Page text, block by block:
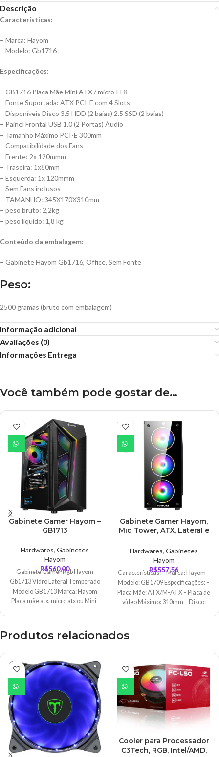
Descrição
Características:
– Marca: Hayom
– Modelo: Gb1716
Especificações:
– GB1716 Placa Mãe Mini ATX / micro ITX
– Fonte Suportada: ATX PCI-E com 4 Slots
– Disponíveis Disco 3.5 HDD (2 baias) 2.5 SSD (2 baias)
– Painel Frontal USB 1.0 (2 Portas) Áudio
– Tamanho Máximo PCI-E 300mm
– Compatibilidade dos Fans
– Frente: 2x 120mmm
– Traseira: 1x80mm
– Esquerda: 1x 120mmm
– Sem Fans inclusos
– TAMANHO: 345X170X310mm
– peso bruto: 2,2kg
– peso líquido: 1,8 kg
Conteúdo da embalagem:
– Gabinete Hayom Gb1716, Office, Sem Fonte
Peso:
2500 gramas (bruto com embalagem)
Informação adicional
Avaliações (0)
Informações Entrega
Você também pode gostar de…
Gabinete Gamer Hayom –
GB1713
Hardwares, Gabinetes
Hayom
R$560,00
Gabinete Gamer Rgb Hayom
Gb1713 Vidro Lateral Temperado
Modelo GB1713 Marca: Hayom
Placa mãe atx, micro atx ou Mini-
ESGO
TADO
Gabinete Gamer Hayom,
Mid Tower, ATX, Lateral e
Temperado, 4x Cooler
Fan, Preto – GB1709
Hardwares, Gabinetes
Hayom
R$557,56
Características: – Marca: Hayom –
Modelo: GB1709 Especificações: –
Placa Mãe: ATX/M-ATX – Placa de
vídeo Máximo: 310mm – Disco:
Produtos relacionados
Cooler para Processador
C3Tech, RGB, Intel/AMD,